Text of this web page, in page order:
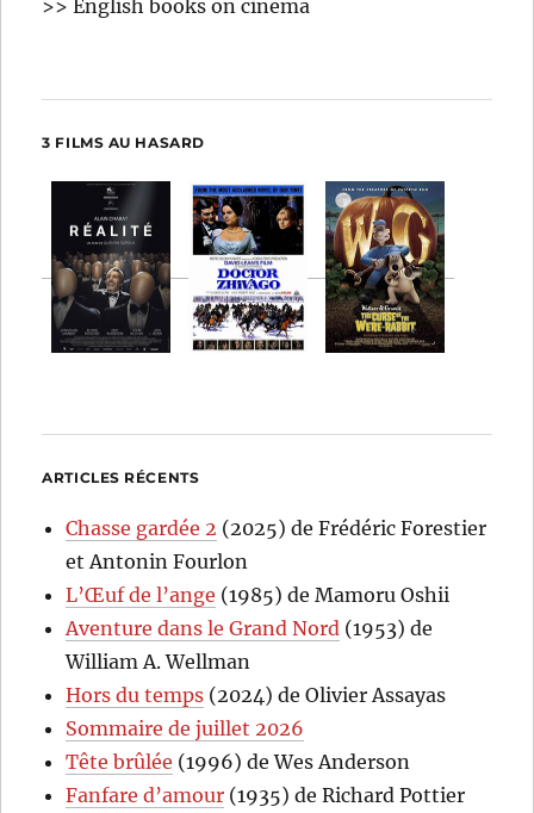
>> English books on cinema
3 FILMS AU HASARD
ARTICLES RÉCENTS
Chasse gardée 2 (2025) de Frédéric Forestier
et Antonin Fourlon
L’Œuf de l’ange (1985) de Mamoru Oshii
Aventure dans le Grand Nord (1953) de
William A. Wellman
Hors du temps (2024) de Olivier Assayas
Sommaire de juillet 2026
Tête brûlée (1996) de Wes Anderson
Fanfare d’amour (1935) de Richard Pottier